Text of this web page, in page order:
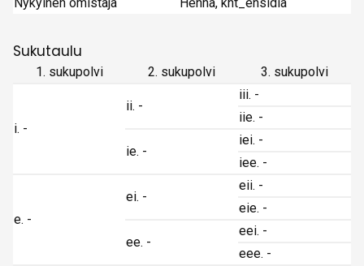
Sukutaulu
1. sukupolvi 2. sukupolvi 3. sukupolvi
i. -
ii. -
iii. -
iie. -
ie. -
iei. -
iee. -
e. -
ei. -
eii. -
eie. -
ee. -
eei. -
eee. -